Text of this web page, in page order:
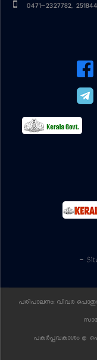
0471-2327782,
-
പരിപാലനം: വിവര
പകര്‍പ്പവകാശം @